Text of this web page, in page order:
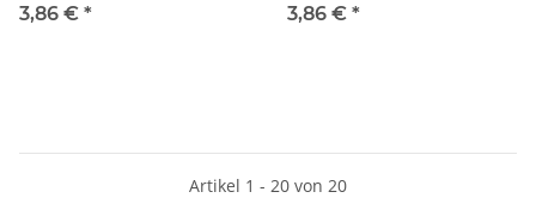
3,86 € *
3,86 € *
Artikel 1 - 20 von 20